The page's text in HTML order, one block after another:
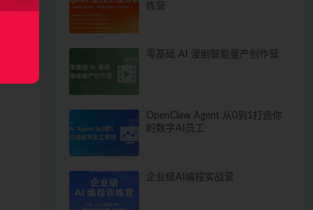
练营
零基础 AI 漫剧智能量产创作营
OpenClaw Agent 从0到1打造你
的数字AI员工
企业级AI编程实战营